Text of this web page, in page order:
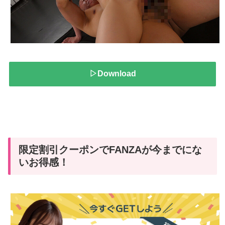
▷Download
限定割引クーポンでFANZAが今までにな
いお得感！